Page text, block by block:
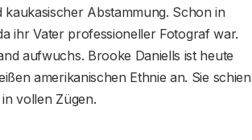
Abstammung. Schon in
ihr Vater professioneller Fotograf war.
aufwuchs. Brooke Daniells ist heute
amerikanischen Ethnie an. Sie schien
vollen Zügen.